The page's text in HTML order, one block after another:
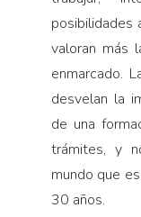
posibilidades
valoran más
enmarcado.
desvelan la
de una
trámites, y
mundo que
30 años.